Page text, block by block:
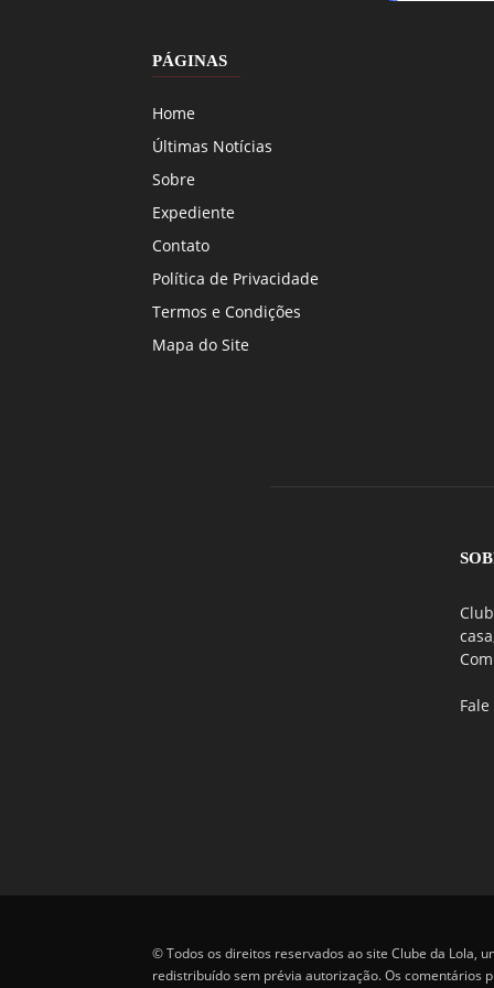
PÁGINAS
Home
Últimas Notícias
Sobre
Expediente
Contato
Política de Privacidade
Termos e Condições
Mapa do Site
© Todos os direitos reservados ao site Clube da Lola,
redistribuído sem prévia autorização. Os comentários